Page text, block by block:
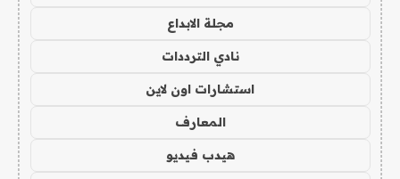
مجلة الابداع
نادي الترددات
استشارات اون لاين
المعارف
هيدب فيديو